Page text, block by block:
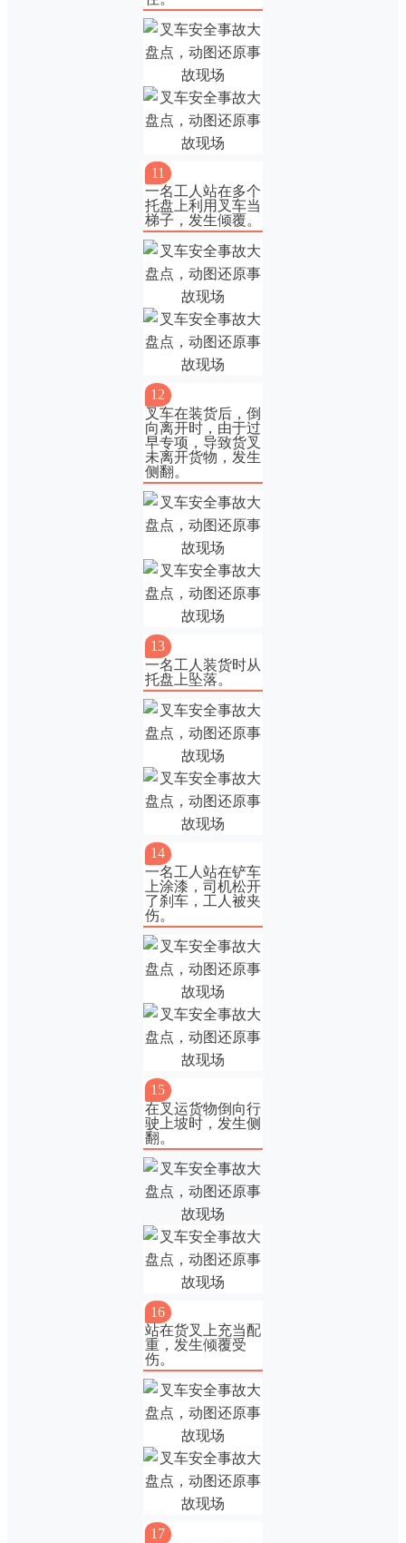
11
一名工人站在多个
托盘上利用叉车当
梯子，发生倾覆。
12
叉车在装货后，倒
向离开时，由于过
早专项，导致货叉
未离开货物，发生
侧翻。
13
一名工人装货时从
托盘上坠落。
14
一名工人站在铲车
上涂漆，司机松开
了刹车，工人被夹
伤。
15
在叉运货物倒向行
驶上坡时，发生侧
翻。
16
站在货叉上充当配
重，发生倾覆受
伤。
17